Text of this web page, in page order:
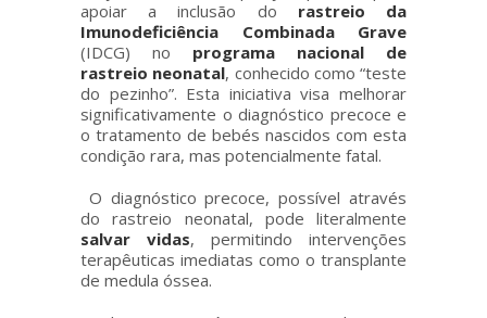
apoiar a inclusão do rastreio da
Imunodeficiência Combinada Grave
(IDCG) no programa nacional de
rastreio neonatal, conhecido como “teste
do pezinho”. Esta iniciativa visa melhorar
significativamente o diagnóstico precoce e
o tratamento de bebés nascidos com esta
condição rara, mas potencialmente fatal.
O diagnóstico precoce, possível através
do rastreio neonatal, pode literalmente
salvar vidas, permitindo intervenções
terapêuticas imediatas como o transplante
de medula óssea.